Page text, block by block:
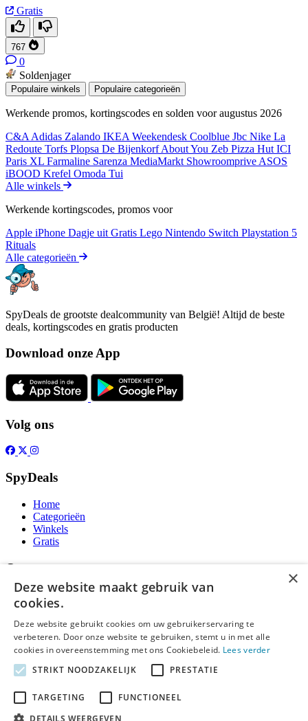
Gratis
767
0
Soldenjager
Populaire winkels Populaire categorieën
Werkende promos, kortingscodes en solden voor augustus 2026
C&A Adidas Zalando IKEA Weekendesk Coolblue Jbc Nike La
Redoute Torfs Plopsa De BijenkorfAbout You Zeb Pizza Hut ICI
Paris XL Farmaline Sarenza MediaMarkt Showroomprive ASOS
iBOOD Krefel Omoda Tui
Alle winkels
Werkende kortingscodes, promos voor
Apple iPhone Dagje uit Gratis Lego Nintendo Switch Playstation 5
Rituals
Alle categorieën
SpyDeals de grootste dealcommunity van België! Altijd de beste
deals, kortingscodes en gratis producten
Download onze App
Volg ons
SpyDeals
Home
Categorieën
Winkels
Gratis
Over
Over ons
Contact
Publicatieregels
Legal
Privacy
Algemene Voorwaarden
×
Deze website maakt gebruik van
cookies.
Deze website gebruikt cookies om uw gebruikerservaring te
verbeteren. Door onze website te gebruiken, stemt u in met alle
cookies in overeenstemming met ons Cookiebeleid. Lees verder
STRIKT NOODZAKELIJK
PRESTATIE
TARGETING
FUNCTIONEEL
DETAILS WEERGEVEN